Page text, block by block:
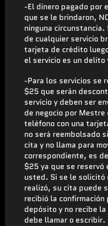
-El dinero pagado por
que se le brindaron,
ninguna
de cualquier servicio
tarjeta de crédito
el servicio es un delito
-Para los servicios se
$25 que serán
servicio y deben ser
de negocio por
teléfono con una
no será reembolsado
cita y no llama para
correspondiente, es
$25 ya que se reservó
usted. Si se le solicitó
realizó, su cita puede
recibió la confirmación
depósito y no recibe
debe llamar o escribir.